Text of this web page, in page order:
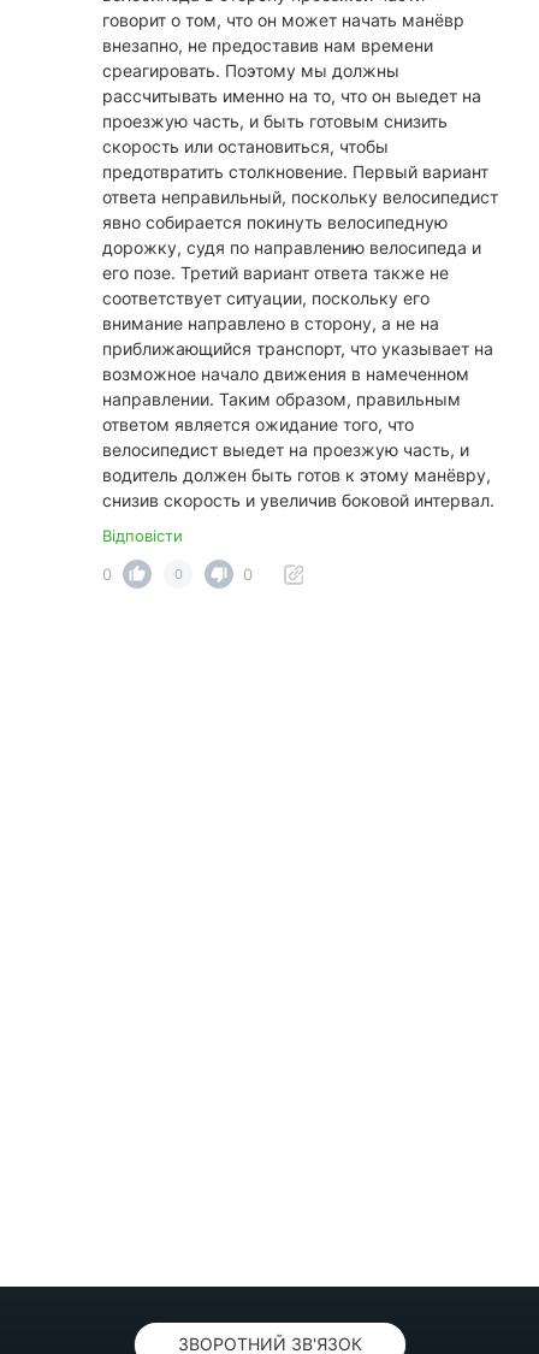
говорит о том, что он может начать манёвр
внезапно, не предоставив нам времени
среагировать. Поэтому мы должны
рассчитывать именно на то, что он выедет на
проезжую часть, и быть готовым снизить
скорость или остановиться, чтобы
предотвратить столкновение. Первый вариант
ответа неправильный, поскольку велосипедист
явно собирается покинуть велосипедную
дорожку, судя по направлению велосипеда и
его позе. Третий вариант ответа также не
соответствует ситуации, поскольку его
внимание направлено в сторону, а не на
приближающийся транспорт, что указывает на
возможное начало движения в намеченном
направлении. Таким образом, правильным
ответом является ожидание того, что
велосипедист выедет на проезжую часть, и
водитель должен быть готов к этому манёвру,
снизив скорость и увеличив боковой интервал.
Відповісти
0
0 0
ЗВОРОТНИЙ ЗВ'ЯЗОК